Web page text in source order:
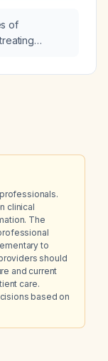
of
after one
clinical
The
to
should
and current
care.
based on